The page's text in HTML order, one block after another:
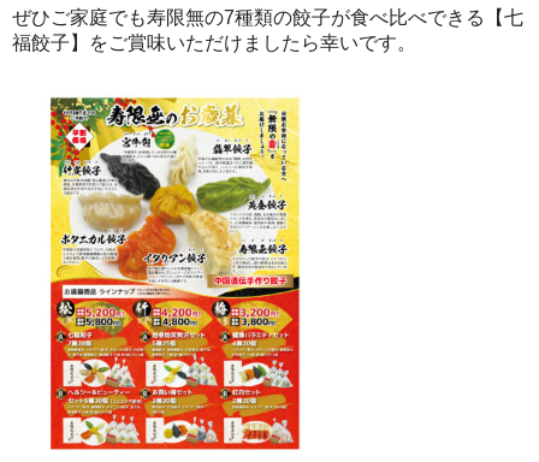
ぜひご家庭でも寿限無の7種類の餃子が食べ比べできる【七
福餃子】をご賞味いただけましたら幸いです。